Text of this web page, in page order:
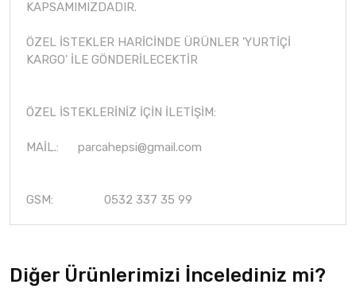
KAPSAMIMIZDADIR.
ÖZEL İSTEKLER HARİCİNDE ÜRÜNLER 'YURTİÇİ
KARGO' İLE GÖNDERİLECEKTİR
ÖZEL İSTEKLERİNİZ İÇİN İLETİŞİM:
MAİL.: parcahepsi@gmail.com
GSM: 0532 337 35 99
Diğer Ürünlerimizi İncelediniz mi?